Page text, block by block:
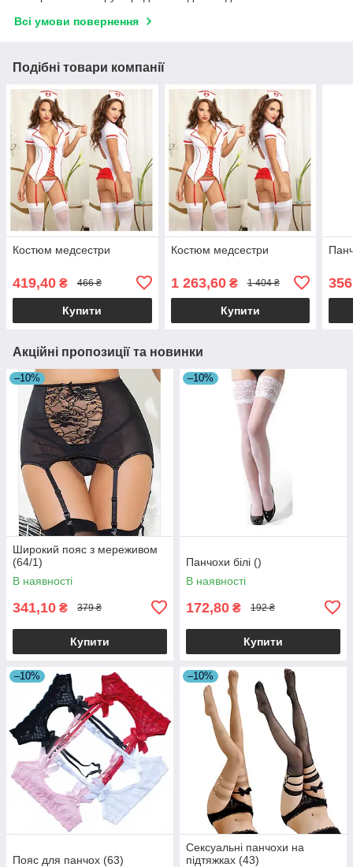
Всі умови повернення
Подібні товари компанії
Костюм медсестри
419,40 ₴ 466 ₴
Купити
Костюм медсестри
1 263,60₴ 1 404 ₴
Купити
Акційні пропозиції та новинки
–10%
Широкий пояс з мереживом
(64/1)
В наявності
341,10 ₴ 379 ₴
Купити
–10%
Панчохи білі ()
В наявності
172,80 ₴ 192 ₴
Купити
–10%
Пояс для панчох (63)
–10%
Сексуальні панчохи на
підтяжках (43)